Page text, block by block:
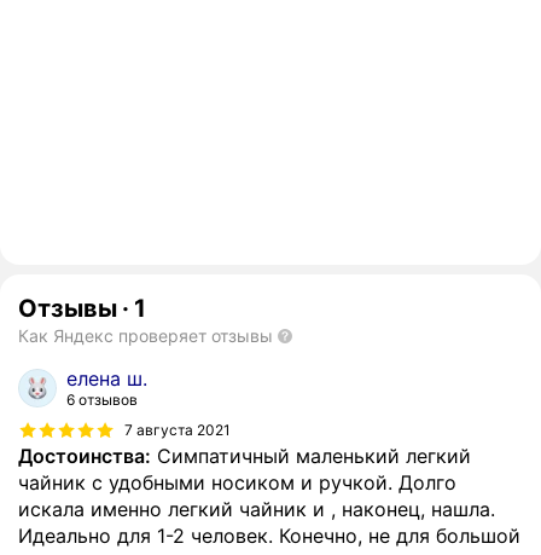
Отзывы · 1
Как Яндекс проверяет отзывы
елена ш.
6 отзывов
7 августа 2021
Достоинства: Симпатичный маленький легкий
чайник с удобными носиком и ручкой. Долго
искала именно легкий чайник и , наконец, нашла.
Идеально для 1-2 человек. Конечно, не для большой